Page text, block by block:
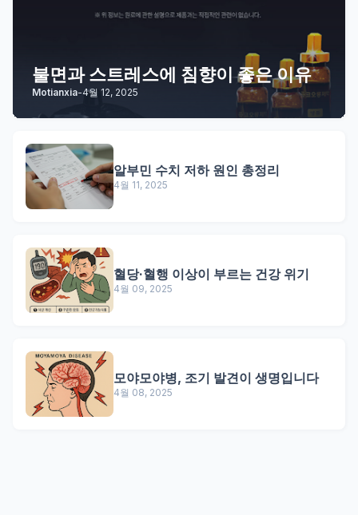
불면과 스트레스에 침향이 좋은 이유
Motianxia-4월 12, 2025
알부민 수치 저하 원인 총정리
4월 11, 2025
혈당·혈행 이상이 부르는 건강 위기
4월 09, 2025
모야모야병, 조기 발견이 생명입니다
4월 08, 2025